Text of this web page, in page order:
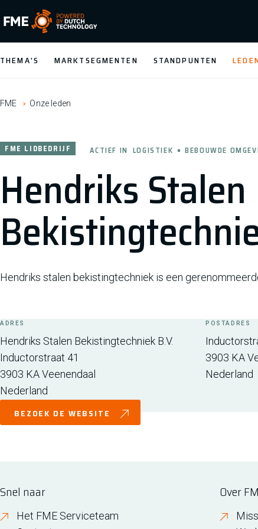
FME Logo, to the homepage
THEMA'S MARKTSEGMENTEN STANDPUNTEN
FME Onze leden
Hendriks Stalen
FME LIDBEDRIJF ACTIEF IN LOGISTIEK BEBOUWDE
Hendriks stalen bekistingtechniek is een
ADRES
Hendriks Stalen Bekistingtechniek B.V.
Inductorstraat 41
3903 KAVeenendaal
Nederland
POSTADRES
3903 KA
Nederland
BEZOEK DE WEBSITE
Snel naar
Het FME Serviceteam
Over